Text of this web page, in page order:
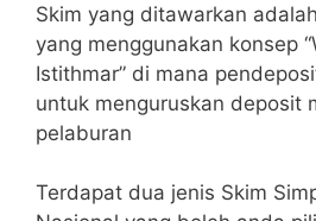
Skim yang ditawarkan
yang menggunakan konsep
Istithmar” di mana
untuk menguruskan deposit
pelaburan
Terdapat dua jenis Skim